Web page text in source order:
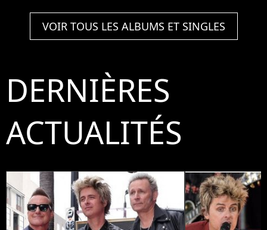
On Holiday)
VOIR TOUS LES ALBUMS ET SINGLES
DERNIÈRES
ACTUALITÉS